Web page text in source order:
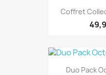
Coffret
Duo Pack